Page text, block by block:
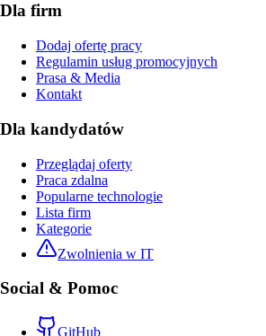
Dla firm
Dodaj ofertę pracy
Regulamin usług promocyjnych
Prasa & Media
Kontakt
Dla kandydatów
Przeglądaj oferty
Praca zdalna
Popularne technologie
Lista firm
Kategorie
Zwolnienia w IT
Social & Pomoc
GitHub